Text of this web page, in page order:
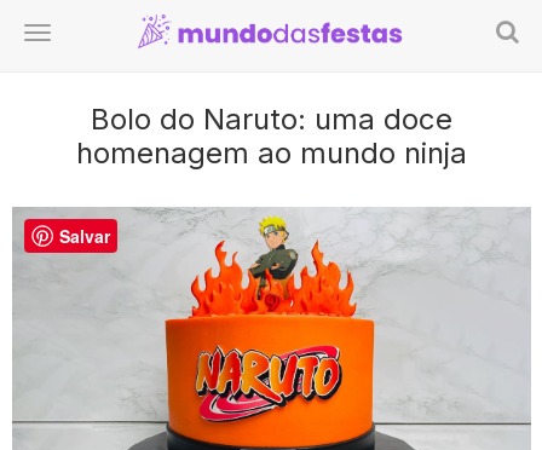
Bolo do Naruto: uma doce
homenagem ao mundo ninja
Salvar